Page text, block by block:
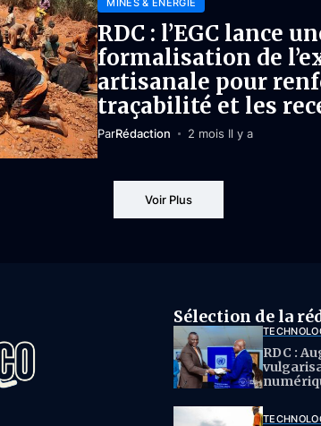
MINES & ÉNERGIE
RDC : l’EGC lance
formalisation de
artisanale pour
traçabilité et les
ParRédaction 2 mois Il y a
Voir Plus
Sélection de la
RDC :